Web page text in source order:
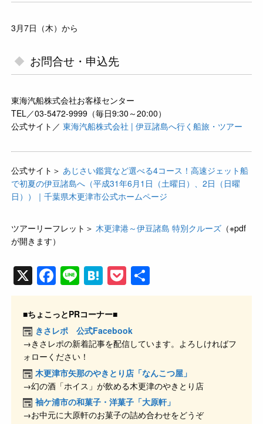
3月7日（木）から
お問合せ・申込先
東海汽船株式会社お客様センター
TEL／03-5472-9999（毎日9:30～20:00）
公式サイト／東海汽船株式会社 | 伊豆諸島へ行く船旅・ツアー
公式サイト＞ あじさい鑑賞など選べる4コース！高速ジェット船
で初夏の伊豆諸島へ（平成31年6月1日（土曜日）、2日（日曜
日））｜千葉県木更津市公式ホームページ
ツアーリーフレット＞ 木更津港～伊豆諸島 特別クルーズ （※pdf
が開きます）
X F
a
c
e
b
o
o
k
Li
n
e
H
at
e
n
a
P
o
et
有
■ちょこっとPRコーナー■
きさレポ 公式Facebook
→きさレポの新着記事を配信しています。よろしければフ
ォローください！
木更津市矢那のやきとり店「なんこつ屋」
→幻の酒「ホイス」が飲める木更津のやきとり店
袖ケ浦市の和菓子・洋菓子「大原軒」
→お中元に大原軒のお菓子の詰め合わせをどうぞ